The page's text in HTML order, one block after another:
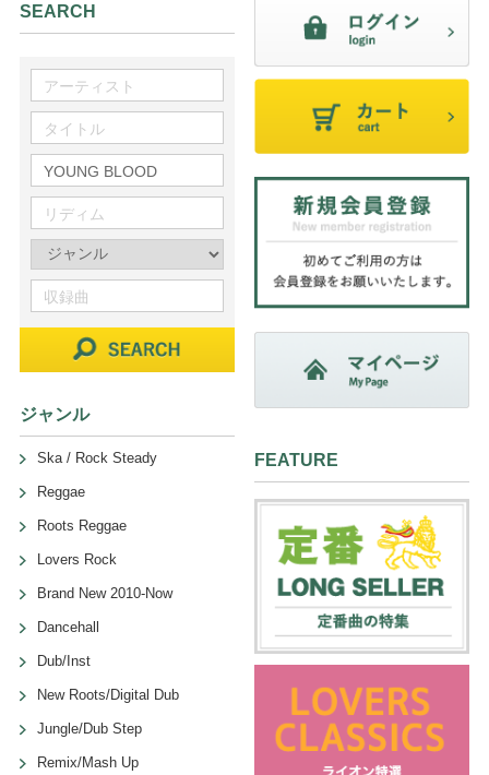
SEARCH
ジャンル
Ska / Rock Steady
Reggae
Roots Reggae
Lovers Rock
Brand New 2010-Now
Dancehall
Dub/Inst
New Roots/Digital Dub
Jungle/Dub Step
Remix/Mash Up
FEATURE